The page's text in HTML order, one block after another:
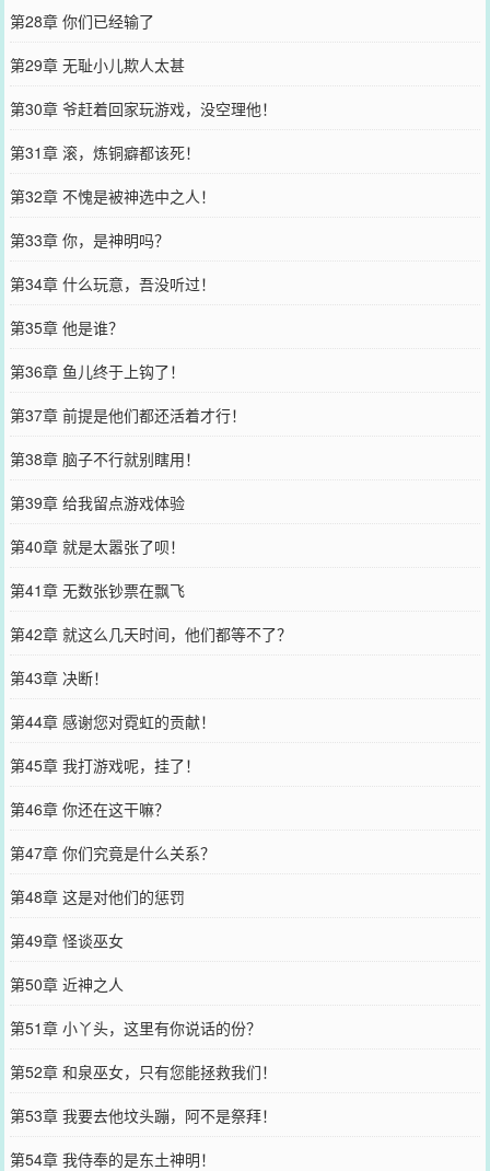
第28章 你们已经输了
第29章 无耻小儿欺人太甚
第30章 爷赶着回家玩游戏，没空理他！
第31章 滚，炼铜癖都该死！
第32章 不愧是被神选中之人！
第33章 你，是神明吗？
第34章 什么玩意，吾没听过！
第35章 他是谁？
第36章 鱼儿终于上钩了！
第37章 前提是他们都还活着才行！
第38章 脑子不行就别瞎用！
第39章 给我留点游戏体验
第40章 就是太嚣张了呗！
第41章 无数张钞票在飘飞
第42章 就这么几天时间，他们都等不了？
第43章 决断！
第44章 感谢您对霓虹的贡献！
第45章 我打游戏呢，挂了！
第46章 你还在这干嘛？
第47章 你们究竟是什么关系？
第48章 这是对他们的惩罚
第49章 怪谈巫女
第50章 近神之人
第51章 小丫头，这里有你说话的份？
第52章 和泉巫女，只有您能拯救我们！
第53章 我要去他坟头蹦，阿不是祭拜！
第54章 我侍奉的是东土神明！